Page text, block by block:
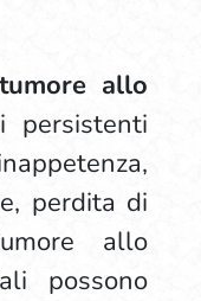
allo
persistenti
perdita di
allo
possono